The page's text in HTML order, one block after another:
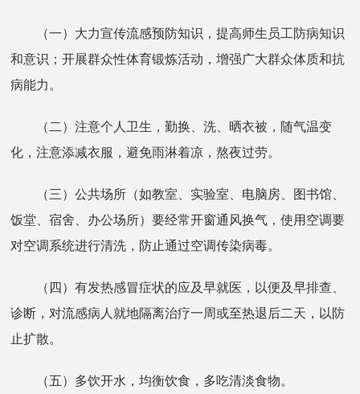
（一）大力宣传流感预防知识，提高师生员工防病知识
和意识；开展群众性体育锻炼活动，增强广大群众体质和抗
病能力。
（二）注意个人卫生，勤换、洗、晒衣被，随气温变
化，注意添减衣服，避免雨淋着凉，熬夜过劳。
（三）公共场所（如教室、实验室、电脑房、图书馆、
饭堂、宿舍、办公场所）要经常开窗通风换气，使用空调要
对空调系统进行清洗，防止通过空调传染病毒。
（四）有发热感冒症状的应及早就医，以便及早排查、
诊断，对流感病人就地隔离治疗一周或至热退后二天，以防
止扩散。
（五）多饮开水，均衡饮食，多吃清淡食物。